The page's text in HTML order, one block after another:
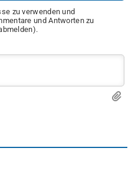
zu verwenden und
und Antworten zu